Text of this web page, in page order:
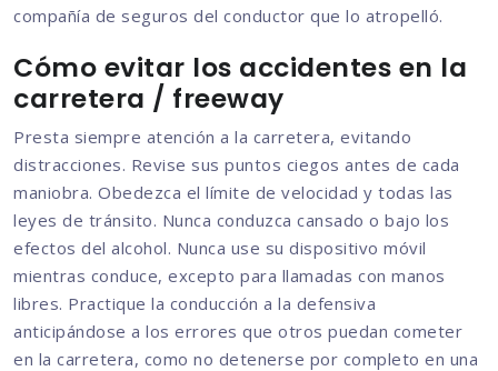
compañía de seguros del conductor que lo atropelló.
Cómo evitar los accidentes en la
carretera / freeway
Presta siempre atención a la carretera, evitando
distracciones. Revise sus puntos ciegos antes de cada
maniobra. Obedezca el límite de velocidad y todas las
leyes de tránsito. Nunca conduzca cansado o bajo los
efectos del alcohol. Nunca use su dispositivo móvil
mientras conduce, excepto para llamadas con manos
libres. Practique la conducción a la defensiva
anticipándose a los errores que otros puedan cometer
en la carretera, como no detenerse por completo en una